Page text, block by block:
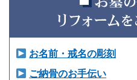
お名前・戒名の彫刻
ご納骨のお手伝い